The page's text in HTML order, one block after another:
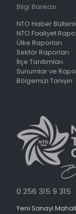
Bilgi Bankası
NTO Haber
NTO Faaliyet
Ülke Raporları
Sektör Raporları
İlçe Tanıtımları
Sunumlar ve
Bölgemizi Tanıyın
0 256 315 9 315
Yeni Sanayi